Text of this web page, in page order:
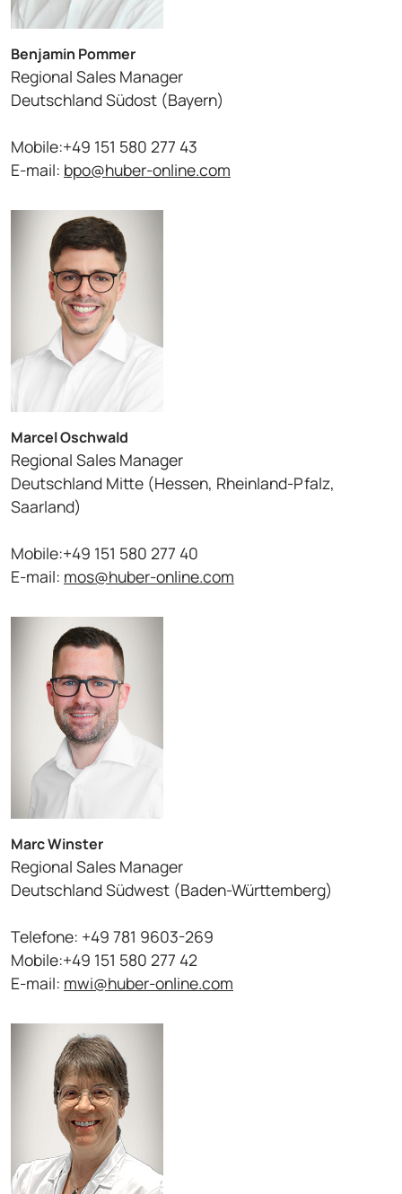
Benjamin Pommer
Regional Sales Manager
Deutschland Südost (Bayern)
Mobile:+49 151 580 277 43
E-mail: bpo@huber-online.com
Marcel Oschwald
Regional Sales Manager
Deutschland Mitte (Hessen, Rheinland-Pfalz,
Saarland)
Mobile:+49 151 580 277 40
E-mail: mos@huber-online.com
Marc Winster
Regional Sales Manager
Deutschland Südwest (Baden-Württemberg)
Telefone: +49 781 9603-269
Mobile:+49 151 580 277 42
E-mail: mwi@huber-online.com